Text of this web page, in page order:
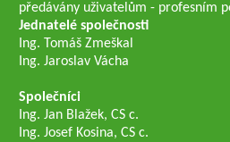
předávány uživatelům - profesním
Jednatelé společnosti
Ing. Tomáš Zmeškal
Ing. Jaroslav Vácha
Společníci
Ing. Jan Blažek, CS c.
Ing. Josef Kosina, CS c.